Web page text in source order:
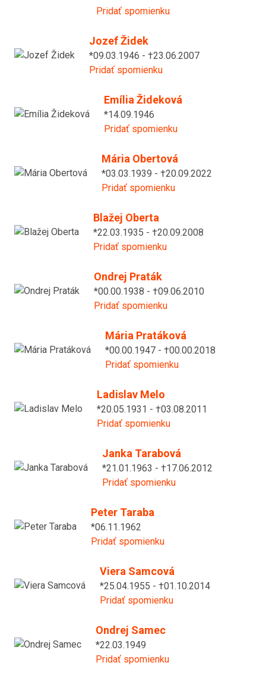
Pridať spomienku
Jozef Židek
*09.03.1946 - †23.06.2007
Pridať spomienku
Emília Žideková
*14.09.1946
Pridať spomienku
Mária Obertová
*03.03.1939 - †20.09.2022
Pridať spomienku
Blažej Oberta
*22.03.1935 - †20.09.2008
Pridať spomienku
Ondrej Praták
*00.00.1938 - †09.06.2010
Pridať spomienku
Mária Pratáková
*00.00.1947 - †00.00.2018
Pridať spomienku
Ladislav Melo
*20.05.1931 - †03.08.2011
Pridať spomienku
Janka Tarabová
*21.01.1963 - †17.06.2012
Pridať spomienku
Peter Taraba
*06.11.1962
Pridať spomienku
Viera Samcová
*25.04.1955 - †01.10.2014
Pridať spomienku
Ondrej Samec
*22.03.1949
Pridať spomienku